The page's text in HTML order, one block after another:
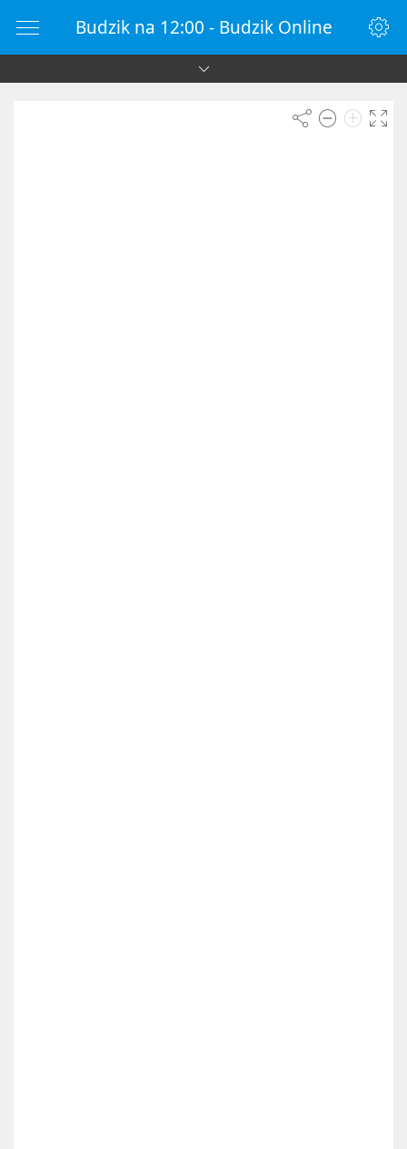
Budzik na 12:00 - Budzik Online